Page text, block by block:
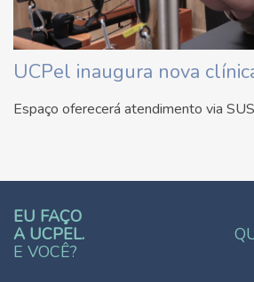
UCPel inaugura nova
Espaço oferecerá atendimento via SUS
EU FAÇO
A UCPEL.
E VOCÊ?